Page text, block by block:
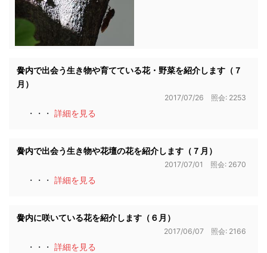
黌内で出会う生き物や育てている花・野菜を紹介します（７
月）
2017/07/26 照会: 2253
・・・ 詳細を見る
黌内で出会う生き物や花壇の花を紹介します（７月）
2017/07/01 照会: 2670
・・・ 詳細を見る
黌内に咲いている花を紹介します（６月）
2017/06/07 照会: 2166
・・・ 詳細を見る